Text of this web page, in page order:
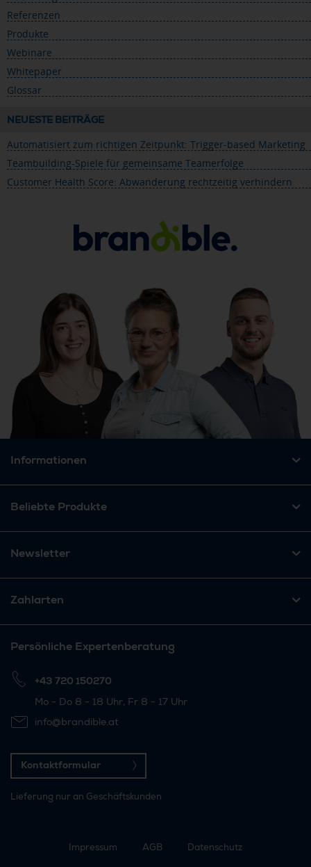
Referenzen
Produkte
Webinare
Whitepaper
Glossar
NEUESTE BEITRÄGE
Automatisiert zum richtigen Zeitpunkt: Trigger-based Marketing
Teambuilding-Spiele für gemeinsame Teamerfolge
Customer Health Score: Abwanderung rechtzeitig verhindern
Informationen
Beliebte Produkte
Newsletter
Zahlarten
Persönliche Expertenberatung
+43 720 150270
Mo - Do 8 - 18 Uhr, Fr 8 - 17 Uhr
info@brandible.at
Kontaktformular
Lieferung nur an Geschäftskunden
Impressum AGB Datenschutz